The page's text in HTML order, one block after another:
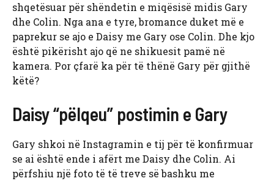
shqetësuar për shëndetin e miqësisë midis Gary
dhe Colin. Nga ana e tyre, bromance duket më e
paprekur se ajo e Daisy me Gary ose Colin. Dhe kjo
është pikërisht ajo që ne shikuesit pamë në
kamera. Por çfarë ka për të thënë Gary për gjithë
këtë?
Daisy “pëlqeu” postimin e Gary
Gary shkoi në Instagramin e tij për të konfirmuar
se ai është ende i afërt me Daisy dhe Colin. Ai
përfshiu një foto të të treve së bashku me